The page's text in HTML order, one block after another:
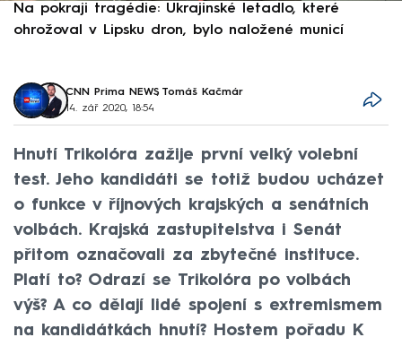
Na pokraji tragédie: Ukrajinské letadlo, které
ohrožoval v Lipsku dron, bylo naložené municí
CNN Prima NEWS, Tomáš Kačmár
14. zář 2020, 18:54
Hnutí Trikolóra zažije první velký volební
test. Jeho kandidáti se totiž budou ucházet
o funkce v říjnových krajských a senátních
volbách. Krajská zastupitelstva i Senát
přitom označovali za zbytečné instituce.
Platí to? Odrazí se Trikolóra po volbách
výš? A co dělají lidé spojení s extremismem
na kandidátkách hnutí? Hostem pořadu K